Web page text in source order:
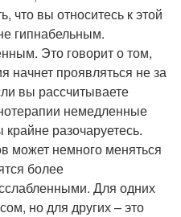
что вы относитесь к этой
гипнабельным.
Это говорит о том,
начнет проявляться не за
вы рассчитываете
немедленные
разочаруетесь.
может немного меняться
более
Для одних
но для других – это